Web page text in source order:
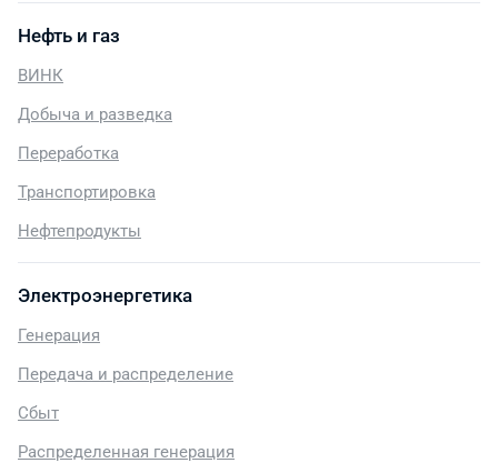
Нефть и газ
ВИНК
Добыча и разведка
Переработка
Транспортировка
Нефтепродукты
Электроэнергетика
Генерация
Передача и распределение
Сбыт
Распределенная генерация